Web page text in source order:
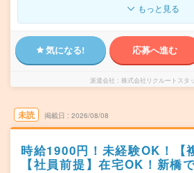
もっと見る
気になる! 応募へ進む
派遣会社 株式会社リクルートスタ
未読 掲載日 2026/08/08
時給1900円！未経験OK！【
【社員前提】在宅OK！新橋